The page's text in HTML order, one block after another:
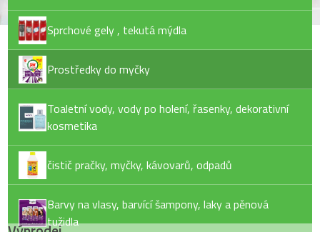
Sprchové gely , tekutá mýdla
Prostředky do myčky
Toaletní vody, vody po holení, řasenky, dekorativní
kosmetika
čistič pračky, myčky, kávovarů, odpadů
Barvy na vlasy, barvící šampony, laky a pěnová
tužidla